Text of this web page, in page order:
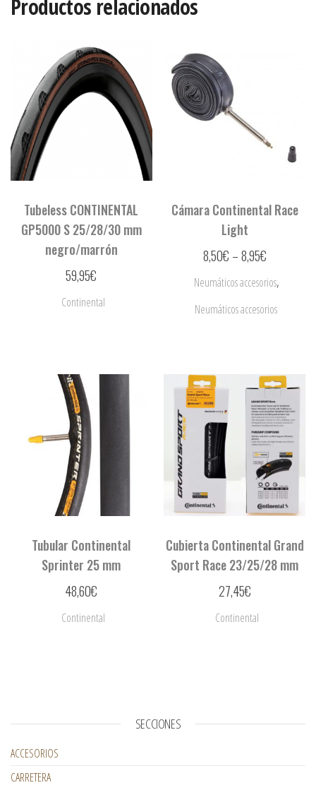
Productos relacionados
Tubeless CONTINENTAL
GP5000 S 25/28/30 mm
negro/marrón
59,95€
Continental
Cámara Continental Race
Light
8,50€ –8,95€
Neumáticos accesorios,
Neumáticos accesorios
Tubular Continental
Sprinter 25 mm
48,60€
Continental
Cubierta Continental Grand
Sport Race 23/25/28 mm
27,45€
Continental
SECCIONES
ACCESORIOS
CARRETERA